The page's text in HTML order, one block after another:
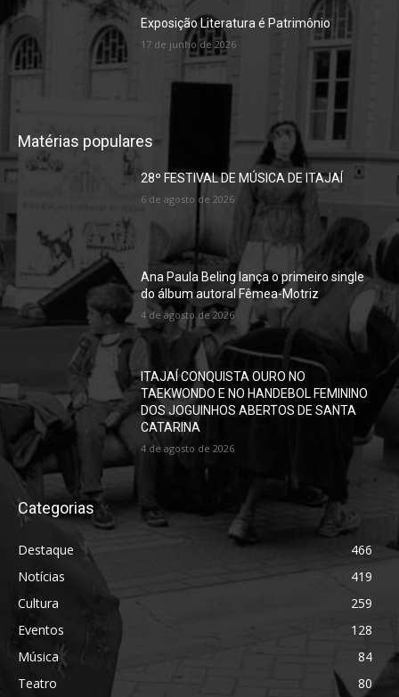
Exposição Literatura é Patrimônio
17 de junho de 2026
Matérias populares
28º FESTIVAL DE MÚSICA DE ITAJAÍ
6 de agosto de 2026
Ana Paula Beling lança o primeiro single
do álbum autoral Fêmea-Motriz
4 de agosto de 2026
ITAJAÍ CONQUISTA OURO NO
TAEKWONDO E NO HANDEBOL FEMININO
DOS JOGUINHOS ABERTOS DE SANTA
CATARINA
4 de agosto de 2026
Categorias
Destaque
466
Notícias
419
Cultura
259
Eventos
128
Música
84
Teatro
80